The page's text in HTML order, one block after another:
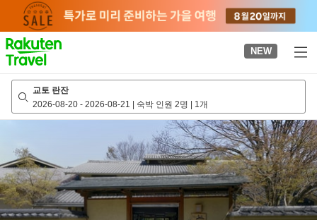
page
NEW
교토 란잔
2026-08-20 - 2026-08-21 | 숙박 인원 2명 | 1개